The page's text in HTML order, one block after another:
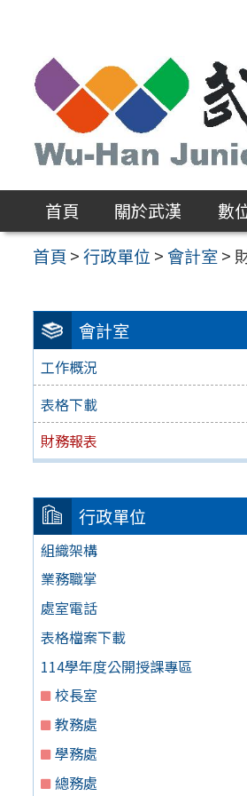
區
首頁 關於武漢 數
首頁 >行政單位 >會計室>
會計室
工作概況
表格下載
財務報表
行政單位
組織架構
業務職掌
處室電話
表格檔案下載
114學年度公開授課專區
校長室
教務處
學務處
總務處